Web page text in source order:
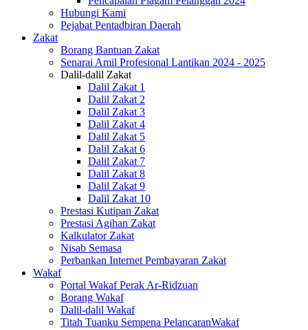
Hubungi Kami
Pejabat Pentadbiran Daerah
Zakat
Borang Bantuan Zakat
Senarai Amil Profesional Lantikan 2024 - 2025
Dalil-dalil Zakat
Dalil Zakat 1
Dalil Zakat 2
Dalil Zakat 3
Dalil Zakat 4
Dalil Zakat 5
Dalil Zakat 6
Dalil Zakat 7
Dalil Zakat 8
Dalil Zakat 9
Dalil Zakat 10
Prestasi Kutipan Zakat
Prestasi Agihan Zakat
Kalkulator Zakat
Nisab Semasa
Perbankan Internet Pembayaran Zakat
Wakaf
Portal Wakaf Perak Ar-Ridzuan
Borang Wakaf
Dalil-dalil Wakaf
Titah Tuanku Sempena PelancaranWakaf